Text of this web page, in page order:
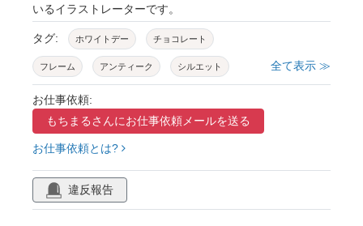
いるイラストレーターです。
タグ: ホワイトデー チョコレート
フレーム アンティーク シルエット
カップル
プレゼント スイーツ ハート バラ
板チョコ ラブ
見出し 矢 リボン
キューピッド 鳥
全て表示 ≫
お仕事依頼:
もちまるさんにお仕事依頼メールを送る
お仕事依頼とは?
違反報告